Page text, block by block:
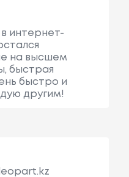
интернет-
на высшем
быстрая
быстро и
другим!